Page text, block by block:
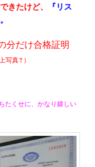
きたけど、
『リス
分だけ合格証明
写真↑）
たくせに、かなり嬉しい